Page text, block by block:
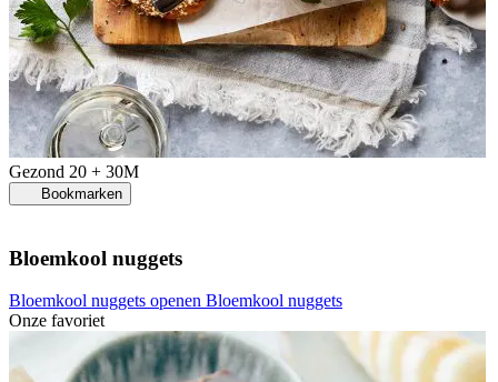
Gezond 20 + 30M
Bookmarken
Bloemkool nuggets
Bloemkool nuggets openen Bloemkool nuggets
Onze favoriet